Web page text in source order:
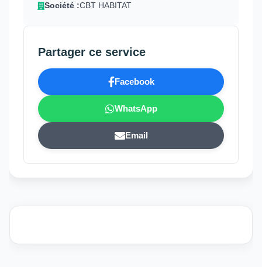
Société :CBT HABITAT
Partager ce service
Facebook
WhatsApp
Email